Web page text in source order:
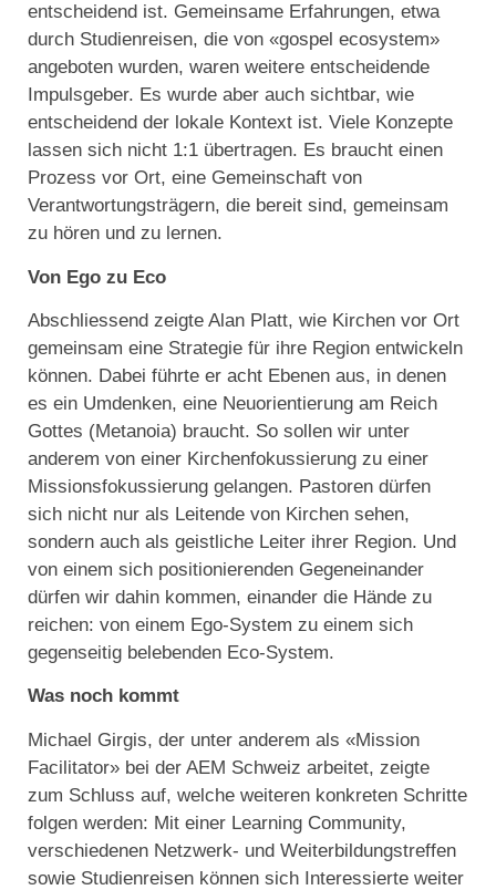
entscheidend ist. Gemeinsame Erfahrungen, etwa
durch Studienreisen, die von «gospel ecosystem»
angeboten wurden, waren weitere entscheidende
Impulsgeber. Es wurde aber auch sichtbar, wie
entscheidend der lokale Kontext ist. Viele Konzepte
lassen sich nicht 1:1 übertragen. Es braucht einen
Prozess vor Ort, eine Gemeinschaft von
Verantwortungsträgern, die bereit sind, gemeinsam
zu hören und zu lernen.
Von Ego zu Eco
Abschliessend zeigte Alan Platt, wie Kirchen vor Ort
gemeinsam eine Strategie für ihre Region entwickeln
können. Dabei führte er acht Ebenen aus, in denen
es ein Umdenken, eine Neuorientierung am Reich
Gottes (Metanoia) braucht. So sollen wir unter
anderem von einer Kirchenfokussierung zu einer
Missionsfokussierung gelangen. Pastoren dürfen
sich nicht nur als Leitende von Kirchen sehen,
sondern auch als geistliche Leiter ihrer Region. Und
von einem sich positionierenden Gegeneinander
dürfen wir dahin kommen, einander die Hände zu
reichen: von einem Ego-System zu einem sich
gegenseitig belebenden Eco-System.
Was noch kommt
Michael Girgis, der unter anderem als «Mission
Facilitator» bei der AEM Schweiz arbeitet, zeigte
zum Schluss auf, welche weiteren konkreten Schritte
folgen werden: Mit einer Learning Community,
verschiedenen Netzwerk- und Weiterbildungstreffen
sowie Studienreisen können sich Interessierte weiter